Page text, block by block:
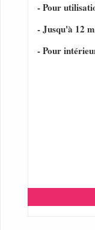
- Pour
- Jusqu'à 12
- Pour